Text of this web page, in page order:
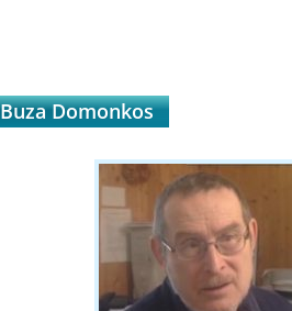
Buza Domonkos